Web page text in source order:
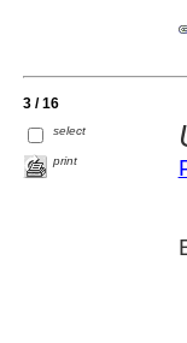
3 / 16
select
print